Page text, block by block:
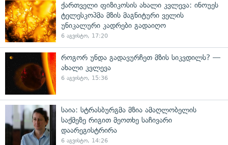
ქართველი ფიზიკოსის ახალი კვლევა: ინოუეს
ტელესკოპმა მზის მაგნიტური ველის
უნიკალური კადრები გადაიღო
6 აგვისტო, 17:20
როგორ უნდა გადავურჩეთ მზის სიკვდილს? —
ახალი კვლევა
6 აგვისტო, 15:36
საია: სტრასბურგმა მზია ამაღლობელის
საქმეზე რიგით მეოთხე საჩივარი
დაარეგისტრირა
6 აგვისტო, 14:26